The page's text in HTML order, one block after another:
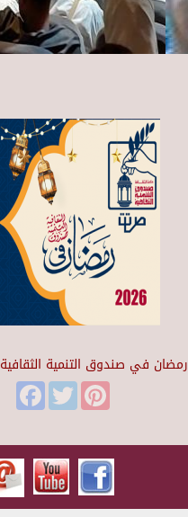
رمضان في صندوق التنمية الثقافية 2026
FacebookTwitter